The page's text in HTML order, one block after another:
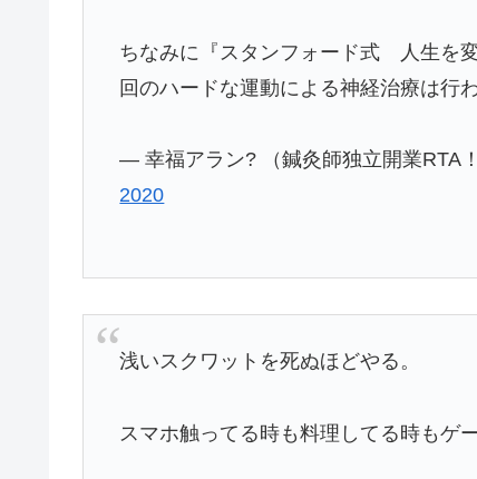
ちなみに『スタンフォード式 人生を
回のハードな運動による神経治療は行
— 幸福アラン? （鍼灸師独立開業
2020
浅いスクワットを死ぬほどやる。
スマホ触ってる時も料理してる時もゲ